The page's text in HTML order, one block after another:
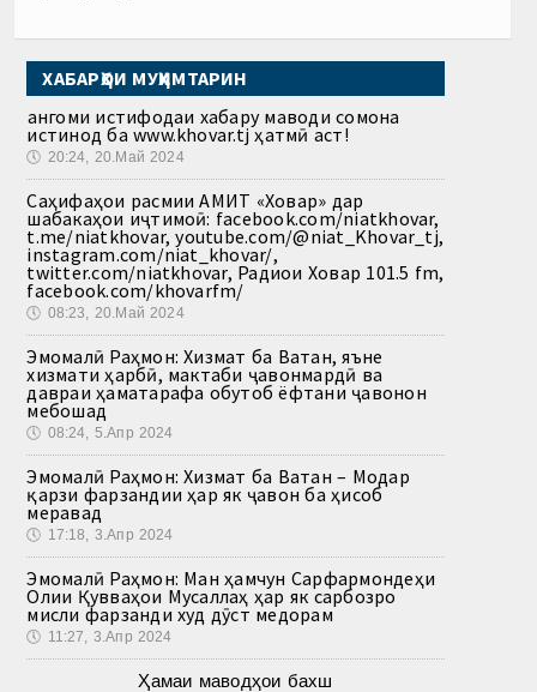
ХАБАРҲОИ МУҲИМТАРИН
Ҳангоми истифодаи хабару маводи сомона
истинод ба www.khovar.tj ҳатмӣ аст!
🕔 20:24, 20.Май 2024
Саҳифаҳои расмии АМИТ «Ховар» дар
шабакаҳои иҷтимоӣ: facebook.com/niatkhovar,
t.me/niatkhovar, youtube.com/@niat_Khovar_tj,
instagram.com/niat_khovar/,
twitter.com/niatkhovar, Радиои Ховар 101.5 fm,
facebook.com/khovarfm/
🕔 08:23, 20.Май 2024
Эмомалӣ Раҳмон: Хизмат ба Ватан, яъне
хизмати ҳарбӣ, мактаби ҷавонмардӣ ва
давраи ҳаматарафа обутоб ёфтани ҷавонон
мебошад
🕔 08:24, 5.Апр 2024
Эмомалӣ Раҳмон: Хизмат ба Ватан – Модар
қарзи фарзандии ҳар як ҷавон ба ҳисоб
меравад
🕔 17:18, 3.Апр 2024
Эмомалӣ Раҳмон: Ман ҳамчун Сарфармондеҳи
Олии Қувваҳои Мусаллаҳ ҳар як сарбозро
мисли фарзанди худ дӯст медорам
🕔 11:27, 3.Апр 2024
Ҳамаи маводҳои бахш